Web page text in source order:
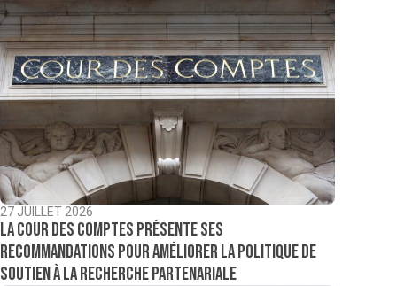
27 JUILLET 2026
La Cour des comptes présente ses
recommandations pour améliorer la politique de
soutien à la recherche partenariale